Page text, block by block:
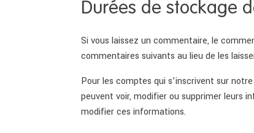
Durées de stockage
Si vous laissez un commentaire, le
commentaires suivants au lieu de les
Pour les comptes qui s’inscrivent sur
peuvent voir, modifier ou supprimer leurs
modifier ces informations.